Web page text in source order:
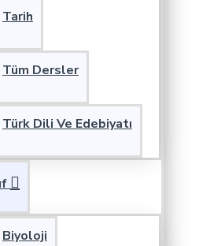
Tarih
Tüm Dersler
Türk Dili Ve Edebiyatı
Biyoloji